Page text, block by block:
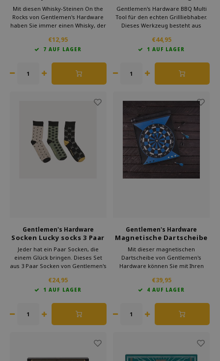
Felsen
Mit diesen Whisky-Steinen On the
Rocks von Gentlemen's Hardware
haben Sie immer einen Whisky, der
Legen Sie die Steine 4 Stunden in
den Gefrierschrank und genießen
Geschmack Ihres Whiskys.
€12,95
7 AUF LAGER
Grills
Gentlemen's Hardware BBQ Multi
Tool für den echten Grillliebhaber.
Dieses Werkzeug besteht aus
Korkenzieher.
Mit diesem Werkzeug können Sie
Grillwurst schnell und einfach
drehen. Auf diese Weise
€44,95
1 AUF LAGER
Gentlemen's Hardware
Socken Lucky socks 3 Paar
Jeder hat ein Paar Socken, die
einem Glück bringen. Dieses Set
aus 3 Paar Socken von Gentlemen's
Glücksdruck. Wenn Sie jemandem
(oder sich selbst) Glück wünschen
€24,95
1 AUF LAGER
Gentlemen's Hardware
Magnetische Dartscheibe
faltbar
Mit dieser magnetischen
Dartscheibe von Gentlemen's
Hardware können Sie mit Ihren
Dart spielen. Sie können die
faltbare Dartscheibe einfach
fangen Sie an zu werfen.
€39,95
4 AUF LAGER